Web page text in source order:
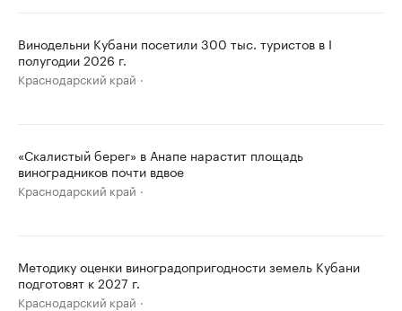
Винодельни Кубани посетили 300 тыс. туристов в I
полугодии 2026 г.
Краснодарский край
«Скалистый берег» в Анапе нарастит площадь
виноградников почти вдвое
Краснодарский край
Методику оценки виноградопригодности земель Кубани
подготовят к 2027 г.
Краснодарский край